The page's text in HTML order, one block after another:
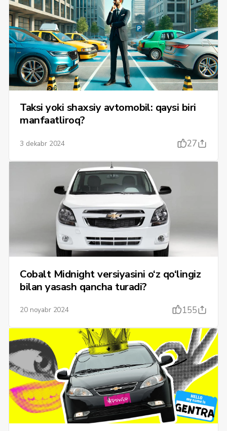
Taksi yoki shaxsiy avtomobil: qaysi biri
manfaatliroq?
3 dekabr 2024 27
Cobalt Midnight versiyasini o‘z qo‘lingiz
bilan yasash qancha turadi?
20 noyabr 2024 155